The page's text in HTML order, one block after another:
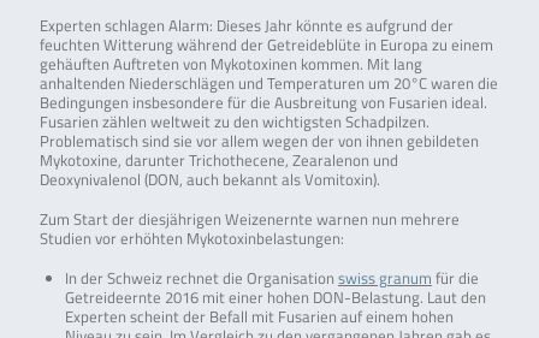
Experten schlagen Alarm: Dieses Jahr könnte es aufgrund der
feuchten Witterung während der Getreideblüte in Europa zu einem
gehäuften Auftreten von Mykotoxinen kommen. Mit lang
anhaltenden Niederschlägen und Temperaturen um 20°C waren die
Bedingungen insbesondere für die Ausbreitung von Fusarien ideal.
Fusarien zählen weltweit zu den wichtigsten Schadpilzen.
Problematisch sind sie vor allem wegen der von ihnen gebildeten
Mykotoxine, darunter Trichothecene, Zearalenon und
Deoxynivalenol (DON, auch bekannt als Vomitoxin).
Zum Start der diesjährigen Weizenernte warnen nun mehrere
Studien vor erhöhten Mykotoxinbelastungen:
In der Schweiz rechnet die Organisation swiss granum für die
Getreideernte 2016 mit einer hohen DON-Belastung. Laut den
Experten scheint der Befall mit Fusarien auf einem hohen